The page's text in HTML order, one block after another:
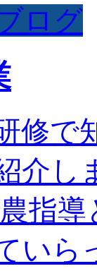
ログ
修で
介し
指
いら